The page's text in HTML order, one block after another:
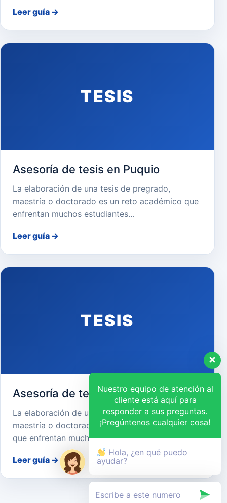
Leer guía →
TESIS
Asesoría de tesis en Puquio
La elaboración de una tesis de pregrado,
maestría o doctorado es un reto académico que
enfrentan muchos estudiantes…
Leer guía →
TESIS
Asesoría de tesis en Jaen
La elaboración de una tesis de pregrado,
maestría o doctorado es un desafío académico
que enfrentan muchos estudiantes…
Leer guía →
Nuestro equipo de atención al
cliente está aquí para
responder a sus preguntas.
¡Pregúntenos cualquier cosa!
Hola, ¿en qué puedo
ayudar?